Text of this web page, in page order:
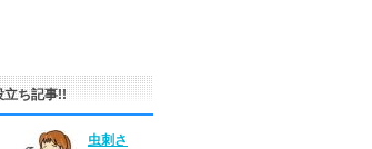
立ち記事!!
虫刺さ